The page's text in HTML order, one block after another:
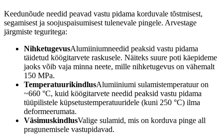
Keedunõude needid peavad vastu pidama korduvale tõstmisest,
segamisest ja soojuspaisumisest tulenevale pingele. Arvestage
järgmiste teguritega:
NihketugevusAlumiiniumneedid peaksid vastu pidama
täidetud köögitarvete raskusele. Näiteks suure poti käepideme
jaoks võib vaja minna neete, mille nihketugevus on vähemalt
150 MPa.
TemperatuurikindlusAlumiiniumi sulamistemperatuur on
~660 °C, kuid köögitarvete needid peaksid vastu pidama
tüüpilistele küpsetustemperatuuridele (kuni 250 °C) ilma
deformeerumata.
VäsimuskindlusValige sulamid, mis on korduva pinge all
pragunemisele vastupidavad.